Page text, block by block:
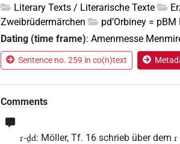
Literary Texts / Literarische Texte
Zweibrüdermärchen
pd’Orbiney = pBM
Dating (time frame):Amenmesse
Sentence no. 259 in co(n)text
Comments
r-ḏd: Möller, Tf. 16 schrieb über demr